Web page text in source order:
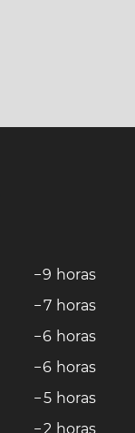
−9 horas
−7 horas
−6 horas
−6 horas
−5 horas
−2 horas